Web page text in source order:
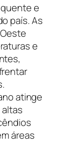
e
país. As
e
atinge
áreas